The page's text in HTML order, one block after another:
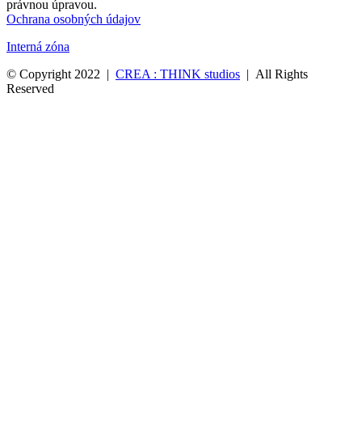
právnou úpravou.
Ochrana osobných údajov
Interná zóna
© Copyright 2022 | CREA : THINK studios | All Rights
Reserved